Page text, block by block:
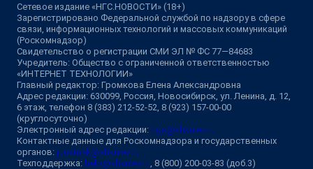
Сетевое издание «НГС.НОВОСТИ» (18+)
Зарегистрировано Федеральной службой по надзору в сфере
связи, информационных технологий и массовых коммуникаций
(Роскомнадзор)
Свидетельство о регистрации СМИ ЭЛ № ФС 77—84683
Учредитель: Общество с ограниченной ответственностью
«ИНТЕРНЕТ ТЕХНОЛОГИИ»
Главный редактор: Громкова Елена Александровна
Адрес редакции: 630099, Россия, Новосибирск, ул. Ленина, д. 12,
6 этаж, телефон 8 (383) 212-52-52, 8 (923) 157-00-00
(круглосуточно)
Электронный адрес редакции: ngs@shkulev.ru
Контактные данные для Роскомнадзора и государственных
органов: juristnsk@shkulev.ru
Техподдержка: help@shkulev.ru , 8 (800) 200-03-83 (доб.3)